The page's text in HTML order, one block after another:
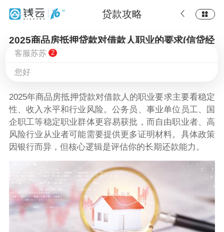
贷款攻略
2025商品房抵押贷款对借款人职业的要求(信贷经
理详解)
钱云 2025-06-13 15:05
2025年商品房抵押贷款对借款人的职业要求主要看稳定
性、收入水平和行业风险。公务员、事业单位员工、国
企职工等稳定职业群体更容易获批，而自由职业者、高
风险行业从业者可能需要提供更多证明材料。具体政策
因银行而异，但核心逻辑是评估你的长期还款能力。
客服苏苏 2